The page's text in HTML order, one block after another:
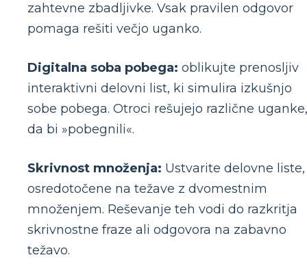
zahtevne zbadljivke. Vsak pravilen odgovor
pomaga rešiti večjo uganko.
Digitalna soba pobega: oblikujte prenosljiv
interaktivni delovni list, ki simulira izkušnjo
sobe pobega. Otroci rešujejo različne uganke,
da bi »pobegnili«.
Skrivnost množenja: Ustvarite delovne liste,
osredotočene na težave z dvomestnim
množenjem. Reševanje teh vodi do razkritja
skrivnostne fraze ali odgovora na zabavno
težavo.